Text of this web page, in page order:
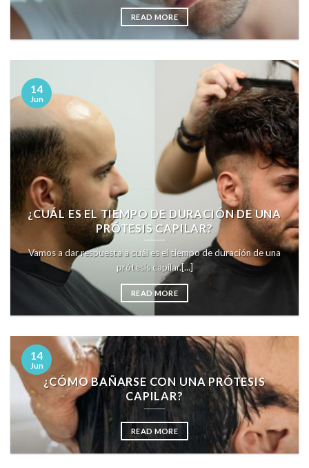
READ MORE
¿CUÁL ES EL TIEMPO DE DURACIÓN DE UNA
PRÓTESIS CAPILAR?
Vamos a dar respuesta a cuál es el tiempo de duración de una
prótesis capilar.[...]
READ MORE
14
Jun
¿CÓMO BAÑARSE CON UNA PRÓTESIS
CAPILAR?
READ MORE
14
Jun